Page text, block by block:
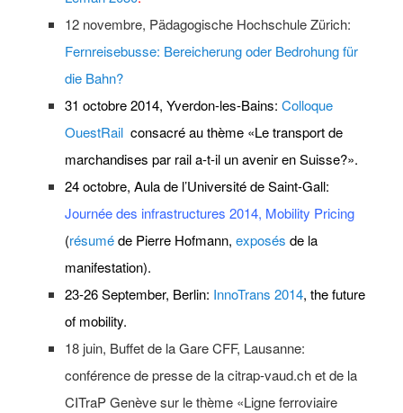
12 novembre, Pädagogische Hochschule Zürich:
Fernreisebusse: Bereicherung oder Bedrohung für
die Bahn?
31 octobre 2014, Yverdon-les-Bains: Colloque
OuestRail consacré au thème «Le transport de
marchandises par rail a-t-il un avenir en Suisse?».
24 octobre, Aula de l’Université de Saint-Gall:
Journée des infrastructures 2014, Mobility Pricing
(résuméde Pierre Hofmann, exposés de la
manifestation).
23-26 September, Berlin: InnoTrans 2014, the future
of mobility.
18 juin, Buffet de la Gare CFF, Lausanne:
conférence de presse de la citrap-vaud.ch et de la
CITraP Genève sur le thème «Ligne ferroviaire